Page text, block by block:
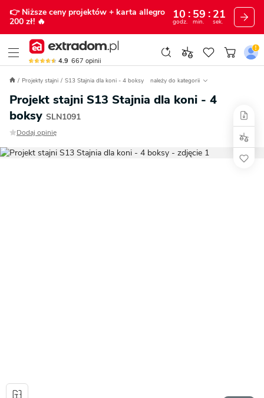
👉 Niższe ceny projektów + karta allegro
200 zł! 🔥
10
godz.
59
min.
20
sek.
4.9 667 opinii
Projekty stajni S13 Stajnia dla koni - 4 boksy należy do kategorii
Projekt stajni S13 Stajnia dla koni - 4
boksy SLN1091
Dodaj opinię